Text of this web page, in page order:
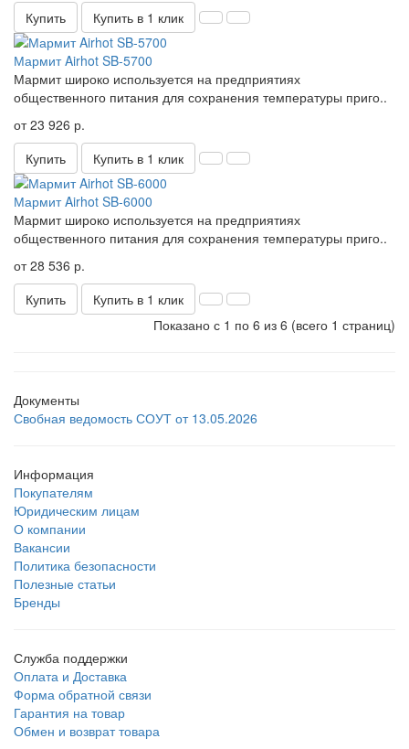
Купить
Купить в 1 клик
Мармит Airhot SB-5700
Мармит широко используется на предприятиях
общественного питания для сохранения температуры приго..
от 23 926 р.
Купить
Купить в 1 клик
Мармит Airhot SB-6000
Мармит широко используется на предприятиях
общественного питания для сохранения температуры приго..
от 28 536 р.
Купить
Купить в 1 клик
Показано с 1 по 6 из 6 (всего 1 страниц)
Документы
Свобная ведомость СОУТ от 13.05.2026
Информация
Покупателям
Юридическим лицам
О компании
Вакансии
Политика безопасности
Полезные статьи
Бренды
Служба поддержки
Оплата и Доставка
Форма обратной связи
Гарантия на товар
Обмен и возврат товара